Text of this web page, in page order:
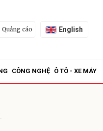
Quảng cáo English
CÔNG NGHỆ Ô TÔ - XE MÁY